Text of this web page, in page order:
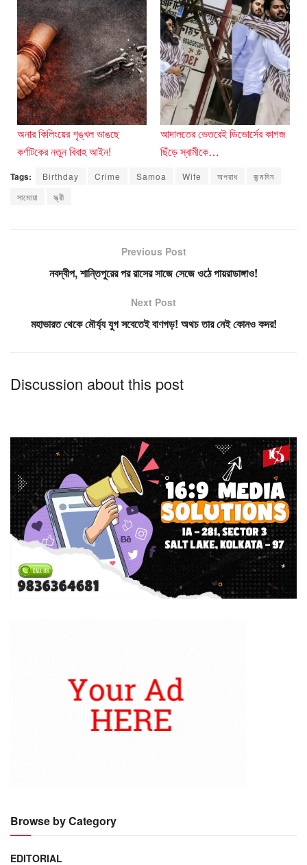
অনার কিলিংয়ের শৃঙ্খল ভাঙছে
কর্ণাটকের নতুন বিবাহ আইন!
আদালতের ভেতরেই ডিভোর্সের কাগজ
ছিঁড়ে স্বামীকে…
Tags: Birthday Crime Samoa Wife অপরাধ
জন্মদিন
সামোয়া
স্ত্রী
Previous Post
নবদ্বীপ, শান্তিপুরের পর রাসের সাজে সেজে ওঠে পায়রাডাঙ্গাও!
Next Post
মহাভারত থেকে মৌর্য্য যুগ সবেতেই বাণগড়! অথচ তার নেই কোনও কদর!
Discussion about this post
Browse by Category
EDITORIAL